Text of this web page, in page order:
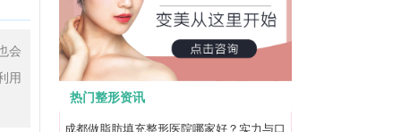
会
用
热门整形资讯
成都做脂肪填充整形医院哪家好？实力与口